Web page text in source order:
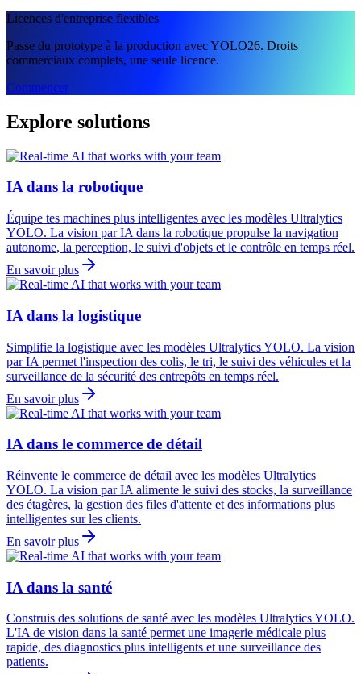
Licences d'entreprise flexibles
Passe du prototype à la production avec YOLO26. Droits
commerciaux complets, une seule licence.
Commencer
Explore solutions
IA dans la robotique
Équipe tes machines plus intelligentes avec les modèles Ultralytics
YOLO. La vision par IA dans la robotique propulse la navigation
autonome, la perception, le suivi d'objets et le contrôle en temps réel.
En savoir plus
IA dans la logistique
Simplifie la logistique avec les modèles Ultralytics YOLO. La vision
par IA permet l'inspection des colis, le tri, le suivi des véhicules et la
surveillance de la sécurité des entrepôts en temps réel.
En savoir plus
IA dans le commerce de détail
Réinvente le commerce de détail avec les modèles Ultralytics
YOLO. La vision par IA alimente le suivi des stocks, la surveillance
des étagères, la gestion des files d'attente et des informations plus
intelligentes sur les clients.
En savoir plus
IA dans la santé
Construis des solutions de santé avec les modèles Ultralytics YOLO.
L'IA de vision dans la santé permet une imagerie médicale plus
rapide, des diagnostics plus intelligents et une surveillance des
patients.